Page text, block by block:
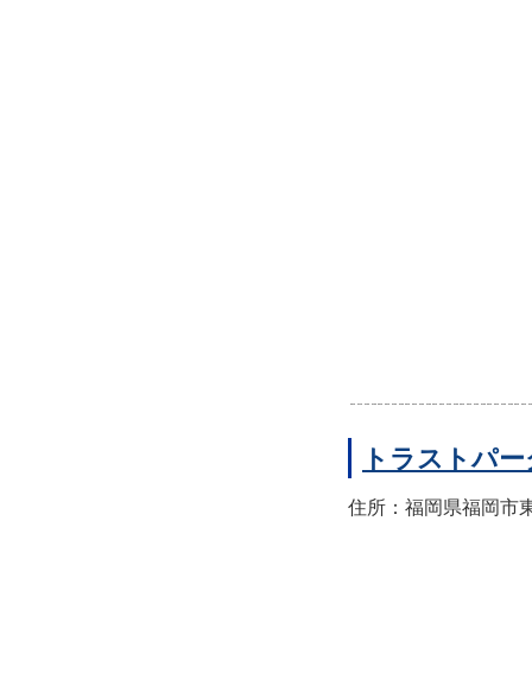
トラストパ
住所：福岡県福岡市